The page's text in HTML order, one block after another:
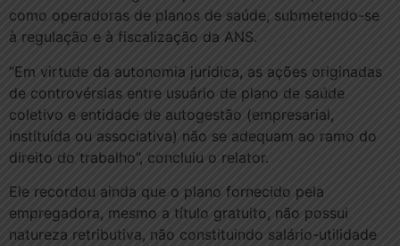
como operadoras de planos de saúde, submetendo-se
à regulação e à fiscalização da ANS.
“Em virtude da autonomia jurídica, as ações originadas
de controvérsias entre usuário de plano de saúde
coletivo e entidade de autogestão (empresarial,
instituída ou associativa) não se adequam ao ramo do
direito do trabalho”, concluiu o relator.
Ele recordou ainda que o plano fornecido pela
empregadora, mesmo a título gratuito, não possui
natureza retributiva, não constituindo salário-utilidade